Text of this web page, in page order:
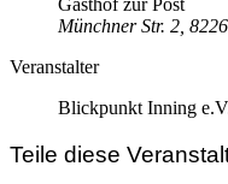
Gasthof zur Post
Münchner Str. 2,
Veranstalter
Blickpunkt Inning
Teile diese